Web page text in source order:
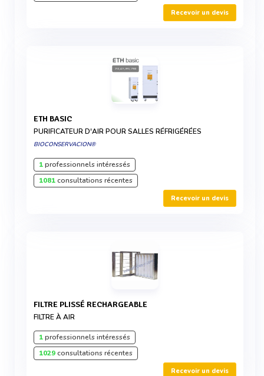
Recevoir un devis
ETH BASIC
PURIFICATEUR D'AIR POUR SALLES RÉFRIGÉRÉES
BIOCONSERVACION®
1professionnels intéressés
1081consultations récentes
Recevoir un devis
FILTRE PLISSÉ RECHARGEABLE
FILTRE À AIR
1professionnels intéressés
1029consultations récentes
Recevoir un devis